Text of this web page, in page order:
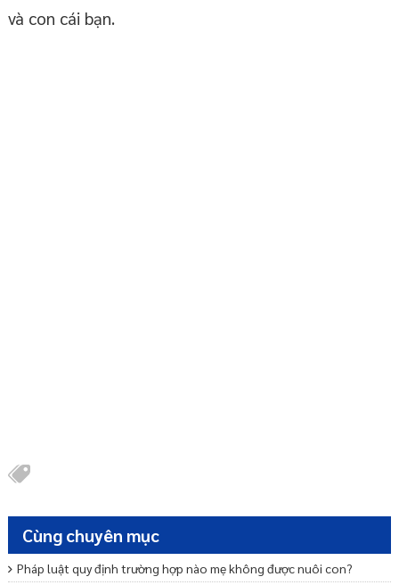
và con cái bạn.
Cùng chuyên mục
Pháp luật quy định trường hợp nào mẹ không được nuôi con?